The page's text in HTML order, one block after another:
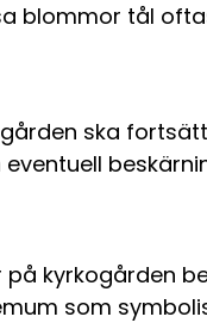
blommor tål
ska
kyrkogården
som